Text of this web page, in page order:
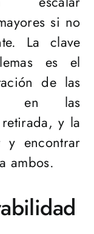
si no
La clave
es el
de las
en las
y la
y encontrar
ambos.